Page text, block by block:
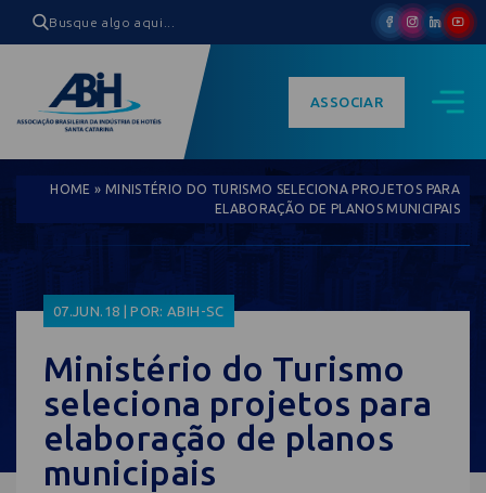
ASSOCIAR
HOME » MINISTÉRIO DO TURISMO SELECIONA PROJETOS PARA
ELABORAÇÃO DE PLANOS MUNICIPAIS
07.JUN.18 | POR: ABIH-SC
Ministério do Turismo
seleciona projetos para
elaboração de planos
municipais